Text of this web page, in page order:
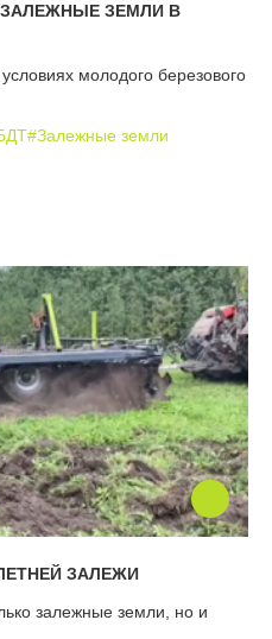
ЗЕМЛИ В
молодого березового
#Залежные земли
ЗАЛЕЖИ
залежные земли, но и